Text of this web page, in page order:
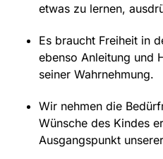
etwas zu lernen,
Es braucht Freiheit in
ebenso Anleitung und
seiner Wahrnehmung.
Wir nehmen die
Wünsche des Kindes
Ausgangspunkt